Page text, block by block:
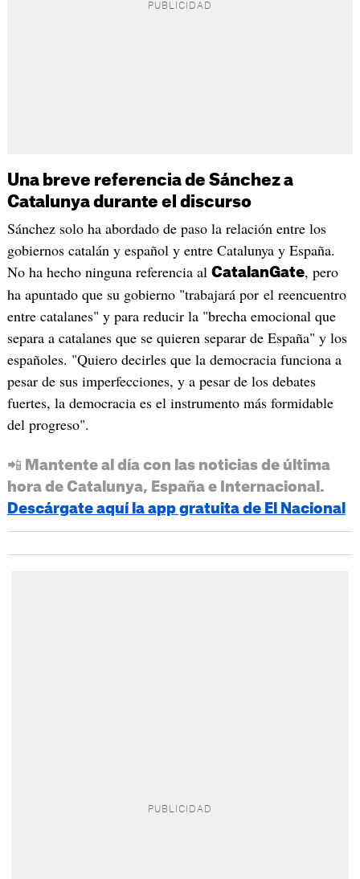
Una breve referencia de Sánchez a
Catalunya durante el discurso
Sánchez solo ha abordado de paso la relación entre los
gobiernos catalán y español y entre Catalunya y España.
No ha hecho ninguna referencia al CatalanGate, pero
ha apuntado que su gobierno "trabajará por el reencuentro
entre catalanes" y para reducir la "brecha emocional que
separa a catalanes que se quieren separar de España" y los
españoles. "Quiero decirles que la democracia funciona a
pesar de sus imperfecciones, y a pesar de los debates
fuertes, la democracia es el instrumento más formidable
del progreso".
📲 Mantente al día con las noticias de última
hora de Catalunya, España e Internacional.
Descárgate aquí la app gratuita de El Nacional